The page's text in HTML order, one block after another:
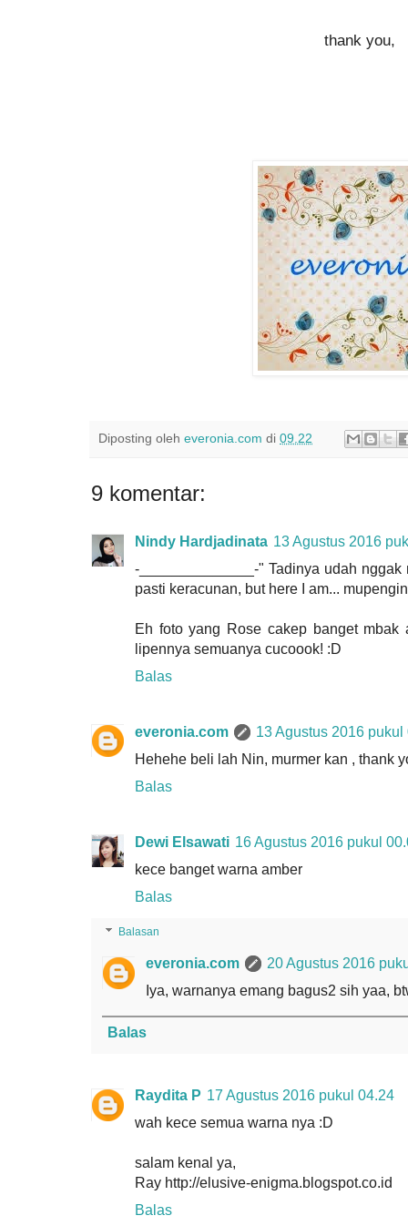
thank you,
Diposting oleh everonia.com di 09.22
9 komentar:
Nindy Hardjadinata 13 Agustus 2016
-______________-" Tadinya udah
pasti keracunan, but here I am...
Eh foto yang Rose cakep banget
lipennya semuanya cucoook! :D
Balas
everonia.com
13 Agustus 2016 pukul
Hehehe beli lah Nin, murmer kan , thank
Balas
Dewi Elsawati 16 Agustus 2016 pukul
kece banget warna amber
Balas
Balasan
everonia.com
20 Agustus 2016
Iya, warnanya emang bagus2 sih yaa,
Balas
Raydita P 17 Agustus 2016 pukul 04.24
wah kece semua warna nya :D
salam kenal ya,
Ray http://elusive-enigma.blogspot.co.id
Balas